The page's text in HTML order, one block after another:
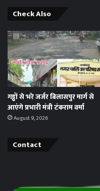
Check Also
गड्ढों से भरे जर्जर बिलासपुर मार्ग से
आएंगे प्रभारी मंत्री टंकराम वर्मा
August 9, 2026
Contact